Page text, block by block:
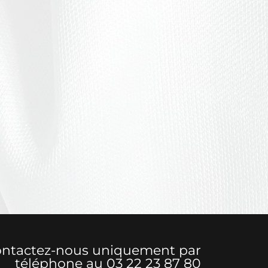
nous uniquement par
téléphone au 03 22 23 87 80